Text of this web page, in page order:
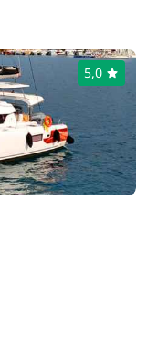
5,0